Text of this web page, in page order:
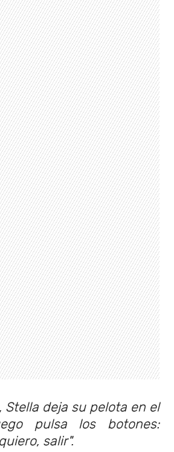
Stella deja su pelota en el
pulsa los botones:
salir".